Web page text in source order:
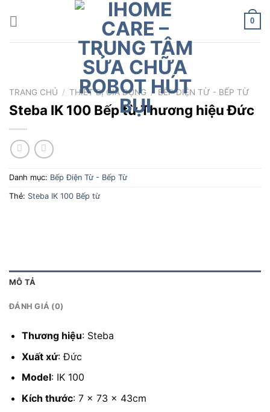
0
TRANG CHỦ / THIẾT BỊ GIA DỤNG / BẾP ĐIỆN TỪ - BẾP TỪ
Steba IK 100 Bếp từ Thương hiệu Đức
Danh mục: Bếp Điện Từ - Bếp Từ
Thẻ: Steba IK 100 Bếp từ
MÔ TẢ
ĐÁNH GIÁ (0)
Thương hiệu: Steba
Xuất xứ: Đức
Model: IK 100
Kích thước: 7 x 73 x 43cm